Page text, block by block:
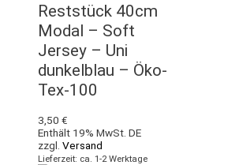
Reststück 40cm
Modal – Soft
Jersey – Uni
dunkelblau – Öko-
Tex-100
3,50 €
Enthält 19% MwSt. DE
zzgl. Versand
Lieferzeit: ca. 1-2 Werktage